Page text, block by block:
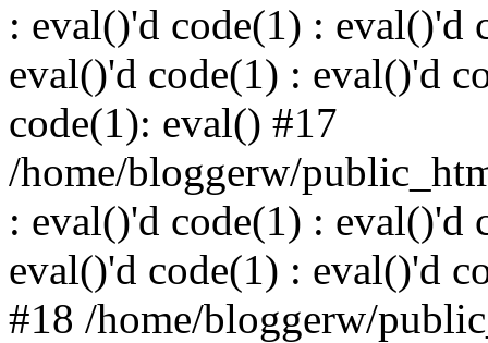
: eval()'d code(1) : eval()'d
eval()'d code(1) : eval()'d
code(1): eval() #17
/home/bloggerw/
: eval()'d code(1) : eval()'d
eval()'d code(1) : eval()'d
#18 /home/bloggerw/